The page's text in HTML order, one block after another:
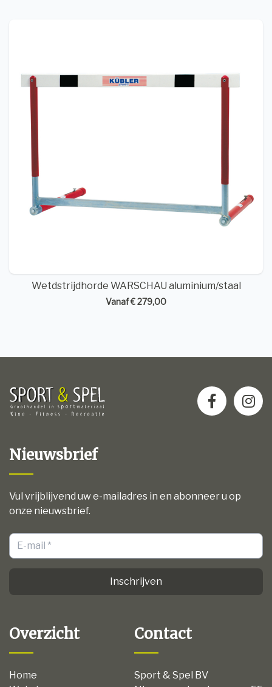
Wetdstrijdhorde WARSCHAU aluminium/staal
Vanaf € 279,00
Nieuwsbrief
Vul vrijblijvend uw e-mailadres in en abonneer u op
onze nieuwsbrief.
Inschrijven
Overzicht
Home
Contact
Sport & Spel BV